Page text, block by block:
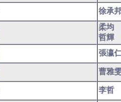
徐承
柔均
哲輝
張瀛
曹雅
李哲